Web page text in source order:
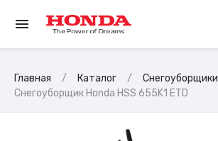
Главная Каталог
Снегоуборщики
Снегоуборщик Honda HSS 655K1 ETD